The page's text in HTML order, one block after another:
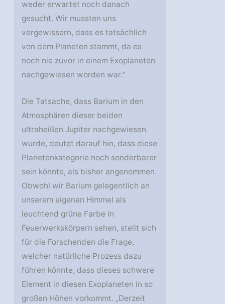
weder erwartet noch danach
gesucht. Wir mussten uns
vergewissern, dass es tatsächlich
von dem Planeten stammt, da es
noch nie zuvor in einem Exoplaneten
nachgewiesen worden war.“
Die Tatsache, dass Barium in den
Atmosphären dieser beiden
ultraheißen Jupiter nachgewiesen
wurde, deutet darauf hin, dass diese
Planetenkategorie noch sonderbarer
sein könnte, als bisher angenommen.
Obwohl wir Barium gelegentlich an
unserem eigenen Himmel als
leuchtend grüne Farbe in
Feuerwerkskörpern sehen, stellt sich
für die Forschenden die Frage,
welcher natürliche Prozess dazu
führen könnte, dass dieses schwere
Element in diesen Exoplaneten in so
großen Höhen vorkommt. „Derzeit